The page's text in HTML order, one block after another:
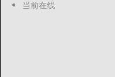
当前在线